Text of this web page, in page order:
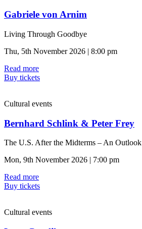
Gabriele von Arnim
Living Through Goodbye
Thu, 5th November 2026 | 8:00 pm
Read more
Buy tickets
Cultural events
Bernhard Schlink & Peter Frey
The U.S. After the Midterms – An Outlook
Mon, 9th November 2026 | 7:00 pm
Read more
Buy tickets
Cultural events